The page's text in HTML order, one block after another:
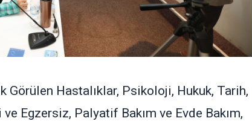
Görülen Hastalıklar, Psikoloji, Hukuk, Tarih,
Egzersiz, Palyatif Bakım ve Evde Bakım,